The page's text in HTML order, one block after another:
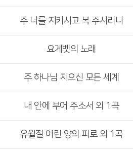
주 너를 지키시고 복 주시리니
요게벳의 노래
주 하나님 지으신 모든 세계
내 안에 부어 주소서 외 1곡
유월절 어린 양의 피로 외 1곡